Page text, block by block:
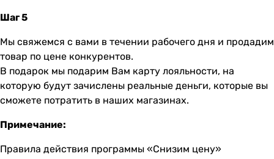
Шаг 5
Мы свяжемся с вами в течении рабочего дня и продадим
товар по цене конкурентов.
В подарок мы подарим Вам карту лояльности, на
которую будут зачислены реальные деньги, которые вы
сможете потратить в наших магазинах.
Примечание:
Правила действия программы «Снизим цену»